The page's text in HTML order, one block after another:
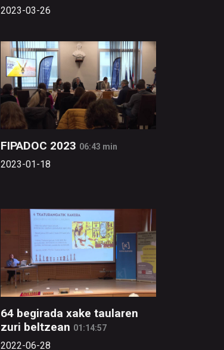
2023-03-26
FIPADOC 2023 06:43 min
2023-01-18
64 begirada xake taularen
zuri beltzean 01:14:57
2022-06-28